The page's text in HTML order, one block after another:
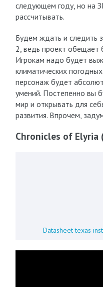
следующем году, но на
рассчитывать.
Будем ждать и следить
2, ведь проект
Игрокам надо будет
климатических
персонаж будет
умений. Постепенно вы
мир и открывать для
развития. Впрочем,
Chronicles of Elyria
Datasheet texas